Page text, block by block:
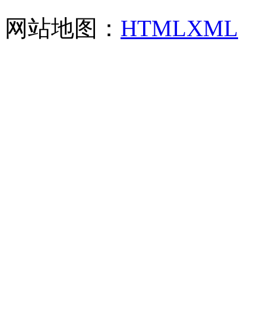
网站地图： HTMLXML